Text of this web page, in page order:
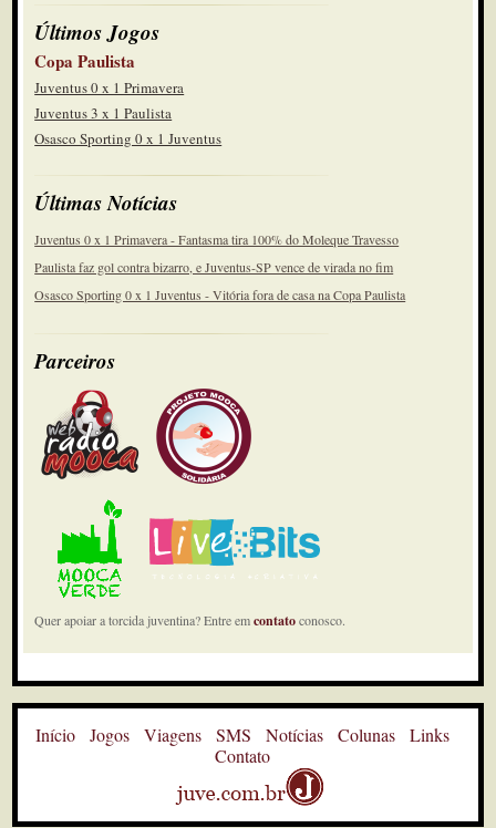
Últimos Jogos
Copa Paulista
Juventus 0 x 1 Primavera
Juventus 3 x 1 Paulista
Osasco Sporting 0 x 1 Juventus
Últimas Notícias
Juventus 0 x 1 Primavera - Fantasma tira 100% do Moleque Travesso
Paulista faz gol contra bizarro, e Juventus-SP vence de virada no fim
Osasco Sporting 0 x 1 Juventus - Vitória fora de casa na Copa Paulista
Parceiros
Quer apoiar a torcida juventina? Entre emcontatoconosco.
Início Jogos Viagens SMS Notícias Colunas
Links
Contato